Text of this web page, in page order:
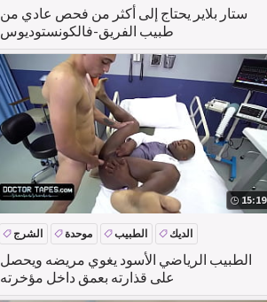
ستار بلاير يحتاج إلى أكثر من فحص عادي من
طبيب الفريق-فالكونستوديوس
15:19
الطبيب الرياضي الأسود يغوي مريضه ويحصل
على قذارته بعمق داخل مؤخرته
الشرج موحدة الطبيب الديك